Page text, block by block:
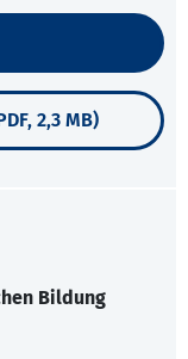
2,3 MB)
Bildung